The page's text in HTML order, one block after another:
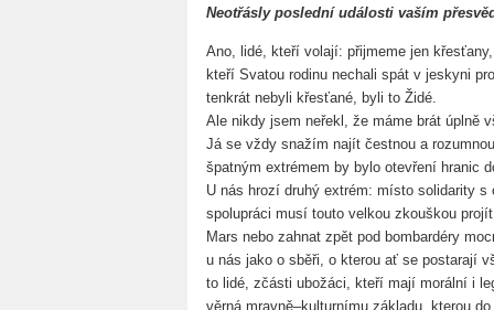
Neotřásly poslední události vaším
Ano, lidé, kteří volají: přijmeme jen
kteří Svatou rodinu nechali spát v jeskyni
tenkrát nebyli křesťané, byli to Židé.
Ale nikdy jsem neřekl, že máme brát úplně
Já se vždy snažím najít čestnou a
špatným extrémem by bylo otevření hranic
U nás hrozí druhý extrém: místo solidarity
spolupráci musí touto velkou zkouškou
Mars nebo zahnat zpět pod bombardéry
u nás jako o sběři, o kterou ať se postarají
to lidé, zčásti ubožáci, kteří mají morální i
věrná mravně–kulturnímu základu, kterou